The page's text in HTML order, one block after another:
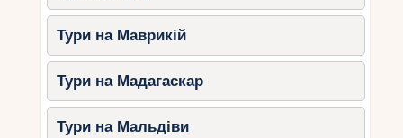
Тури на Маврикій
Тури на Мадагаскар
Тури на Мальдіви